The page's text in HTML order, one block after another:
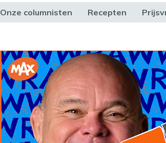
Onze columnisten Recepten